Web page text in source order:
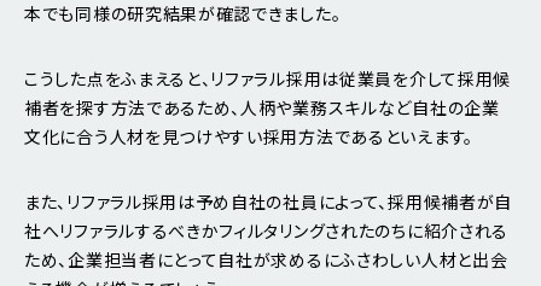
本でも同様の研究結果が確認できました。
こうした点をふまえると、リファラル採用は従業員を介して採用候
補者を探す方法であるため、人柄や業務スキルなど自社の企業
文化に合う人材を見つけやすい採用方法であるといえます。
また、リファラル採用は予め自社の社員によって、採用候補者が自
社へリファラルするべきかフィルタリングされたのちに紹介される
ため、企業担当者にとって自社が求めるにふさわしい人材と出会